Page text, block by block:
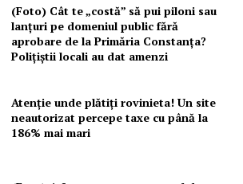
(Foto) Cât te „costă” să pui piloni sau
lanțuri pe domeniul public fără
aprobare de la Primăria Constanța?
Polițiștii locali au dat amenzi
Atenție unde plătiți rovinieta! Un site
neautorizat percepe taxe cu până la
186% mai mari